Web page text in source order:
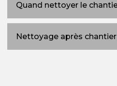
Quand nettoyer le
Nettoyage après